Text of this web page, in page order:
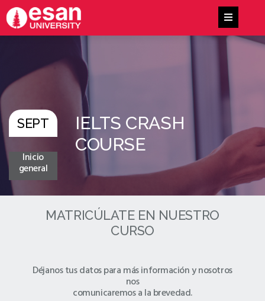
SEPT
Inicio
general
IELTS CRASH
COURSE
MATRICÚLATE EN NUESTRO
CURSO
Déjanos tus datos para más información y nosotros
nos
comunicaremos a la brevedad.